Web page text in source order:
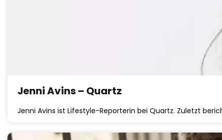
Jenni Avins – Quartz
Jenni Avins ist Lifestyle-Reporterin bei Quartz. Zuletzt